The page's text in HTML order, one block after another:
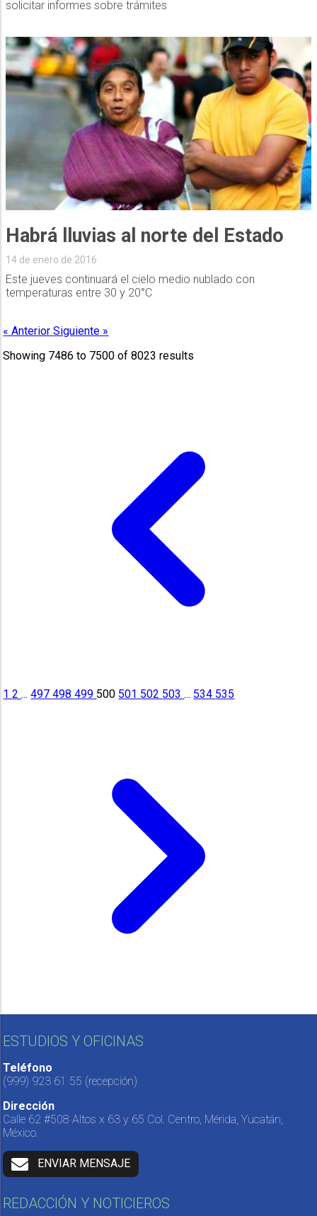
solicitar informes sobre trámites
Habrá lluvias al norte del Estado
14 de enero de 2016
Este jueves continuará el cielo medio nublado con
temperaturas entre 30 y 20°C
« AnteriorSiguiente »
Showing 7486 to 7500 of8023 results
12... 497498499 500 501 502 503... 534 535
ESTUDIOS Y OFICINAS
Teléfono
(999) 923 61 55 (recepción)
Dirección
Calle 62 #508 Altos x 63 y 65 Col. Centro, Mérida, Yucatán,
México.
ENVIAR MENSAJE
REDACCIÓN Y NOTICIEROS